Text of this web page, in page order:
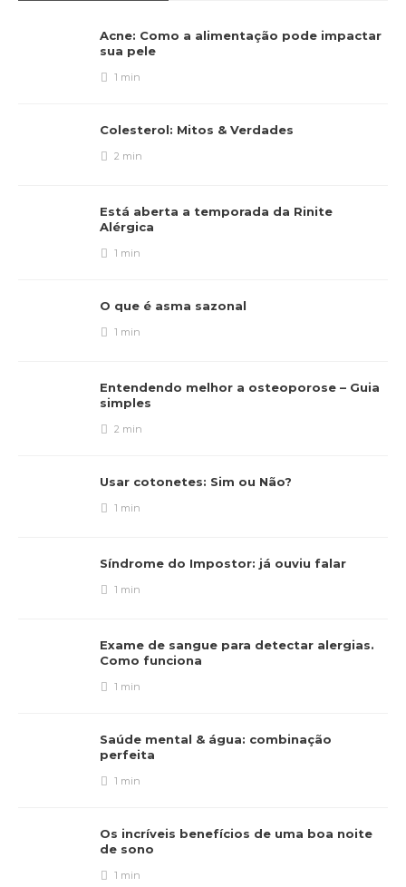
Acne: Como a alimentação pode impactar
sua pele
1 min
Colesterol: Mitos & Verdades
2 min
Está aberta a temporada da Rinite
Alérgica
1 min
O que é asma sazonal
1 min
Entendendo melhor a osteoporose – Guia
simples
2 min
Usar cotonetes: Sim ou Não?
1 min
Síndrome do Impostor: já ouviu falar
1 min
Exame de sangue para detectar alergias.
Como funciona
1 min
Saúde mental & água: combinação
perfeita
1 min
Os incríveis benefícios de uma boa noite
de sono
1 min